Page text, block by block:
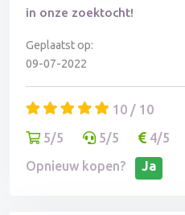
in onze zoektocht!
Geplaatst op:
09-07-2022
10 / 10
5/5
5/5 4/5
Opnieuw kopen?
Ja